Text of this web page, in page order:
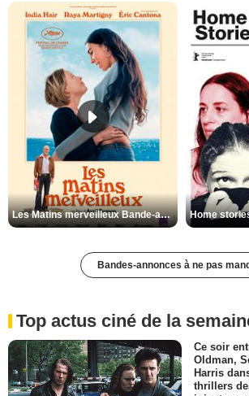
Les Matins merveilleux Bande-annonce VF
Bandes-annonces à ne pas
Top actus ciné de la
Ce soir
Oldman,
Harris
thrillers